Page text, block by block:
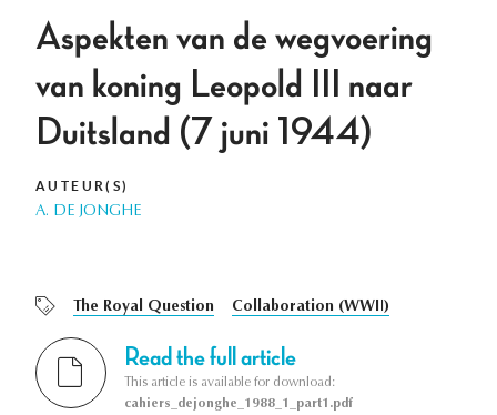
Aspekten van de wegvoering
van koning Leopold III naar
Duitsland (7 juni 1944)
AUTEUR(S)
A. DE JONGHE
The Royal Question Collaboration (WWII)
Read the full article
This article is available for download:
cahiers_dejonghe_1988_1_part1.pdf